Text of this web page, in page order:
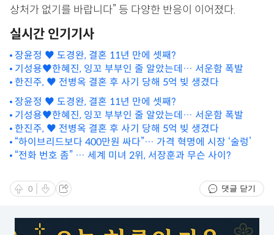
상처가 없기를 바랍니다” 등 다양한 반응이 이어졌다.
실시간 인기기사
장윤정 ♥ 도경완, 결혼 11년 만에 셋째?
기성용♥한혜진, 잉꼬 부부인 줄 알았는데… 서운함 폭발
한진주, ♥ 전병옥 결혼 후 사기 당해 5억 빚 생겼다
장윤정 ♥ 도경완, 결혼 11년 만에 셋째?
기성용♥한혜진, 잉꼬 부부인 줄 알았는데… 서운함 폭발
한진주, ♥ 전병옥 결혼 후 사기 당해 5억 빚 생겼다
“하이브리드보다 400만원 싸다”… 가격 혁명에 시장 ‘술렁’
“전화 번호 좀” … 세계 미녀 2위, 서장훈과 무슨 사이?
0 댓글 닫기